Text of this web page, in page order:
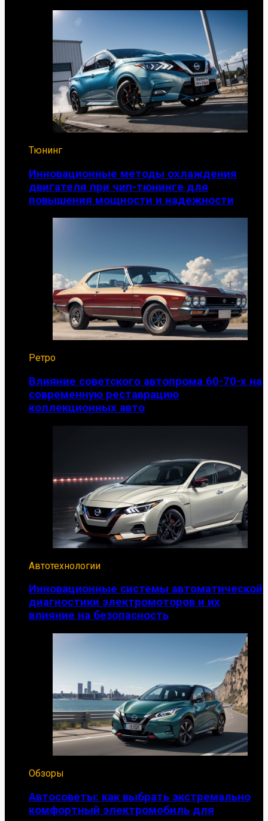
Тюнинг
Инновационные методы охлаждения
двигателя при чип-тюнинге для
повышения мощности и надежности
Ретро
Влияние советского автопрома 60-70-х на
современную реставрацию
коллекционных авто
Автотехнологии
Инновационные системы автоматической
диагностики электромоторов и их
влияние на безопасность
Обзоры
Автосоветы: как выбрать экстремально
комфортный электромобиль для